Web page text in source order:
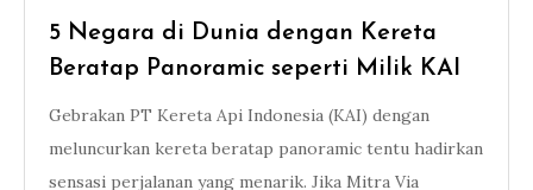
5 Negara di Dunia dengan Kereta
Beratap Panoramic seperti Milik KAI
Gebrakan PT Kereta Api Indonesia (KAI) dengan
meluncurkan kereta beratap panoramic tentu hadirkan
sensasi perjalanan yang menarik. Jika Mitra Via